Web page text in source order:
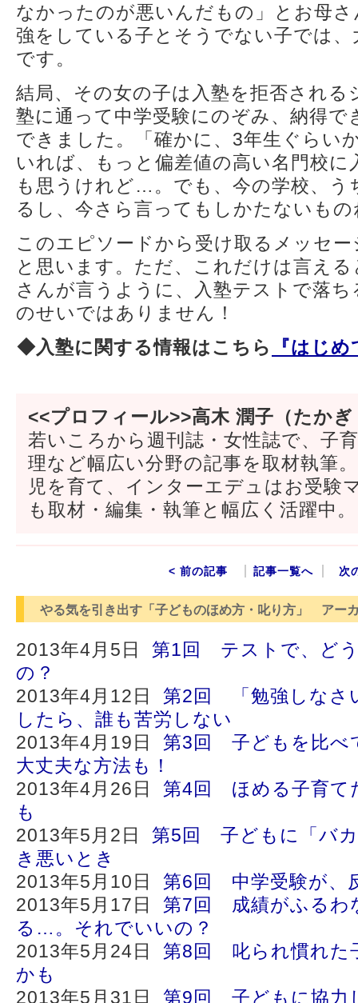
なかったのが悪いんだもの」とお母
強をしている子とそうでない子では
です。
結局、その女の子は入塾を拒否され
塾に通って中学受験にのぞみ、納得で
できました。「確かに、3年生ぐらい
いれば、もっと偏差値の高い名門校
も思うけれど…。でも、今の学校、う
るし、今さら言ってもしかたないも
このエピソードから受け取るメッセ
と思います。ただ、これだけは言え
さんが言うように、入塾テストで落
のせいではありません！
◆入塾に関する情報はこちら
『はじ
<<プロフィール>>高木 潤子（たか
若いころから週刊誌・女性誌で、子
理など幅広い分野の記事を取材執筆
児を育て、インターエデュはお受験
も取材・編集・執筆と幅広く活躍中。
< 前の記事 記事一覧へ 次
やる気を引き出す「子どものほめ方・叱り方」 アー
2013年4月5日 第1回 テストで、ど
の？
2013年4月12日 第2回 「勉強しなさ
したら、誰も苦労しない
2013年4月19日 第3回 子どもを比べ
大丈夫な方法も！
2013年4月26日 第4回 ほめる子育て
も
2013年5月2日 第5回 子どもに「バ
き悪いとき
2013年5月10日 第6回 中学受験が、
2013年5月17日 第7回 成績がふるわ
る…。それでいいの？
2013年5月24日 第8回 叱られ慣れた
かも
2013年5月31日 第9回 子どもに協力